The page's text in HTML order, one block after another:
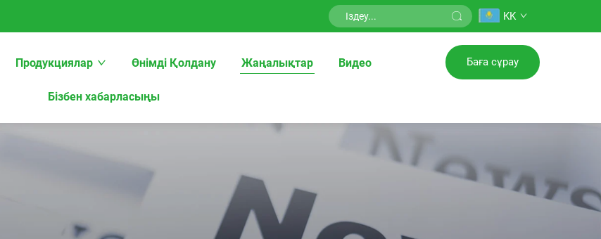
KK
Продукциялар Өнімді Қолдану Жаңалықтар Видео
Бізбен хабарласыңы
Баға сұрау